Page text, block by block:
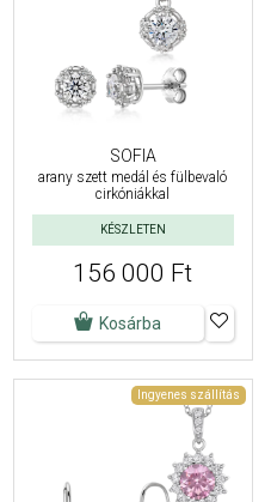
SOFIA
arany szett medál és fülbevaló
cirkóniákkal
KÉSZLETEN
156 000 Ft
Kosárba
Ingyenes szállítás